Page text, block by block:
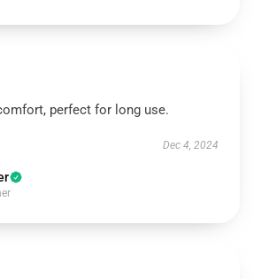
perfect for long use.
Dec 4, 2024